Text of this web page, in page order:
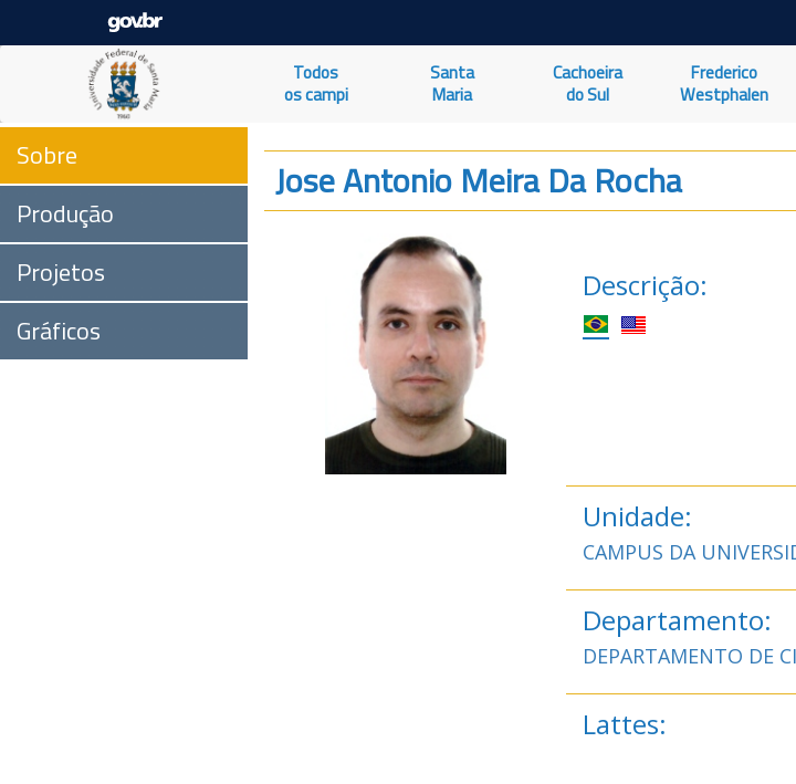
O
Todos
os campi
Santa
Maria
Cachoeira
do Sul
Frederico
Westphalen
Sobre
Produção
Projetos
Gráficos
Jose Antonio Meira Da Rocha
Descrição:
Unidade:
CAMPUS DA
Departamento:
DEPARTAMENTO DE
Lattes: